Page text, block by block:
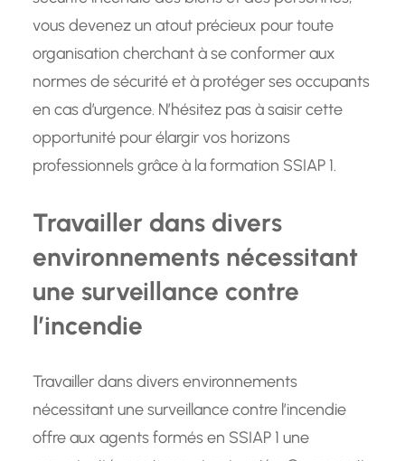
vous devenez un atout précieux pour toute
organisation cherchant à se conformer aux
normes de sécurité et à protéger ses occupants
en cas d’urgence. N’hésitez pas à saisir cette
opportunité pour élargir vos horizons
professionnels grâce à la formation SSIAP 1.
Travailler dans divers
environnements nécessitant
une surveillance contre
l’incendie
Travailler dans divers environnements
nécessitant une surveillance contre l’incendie
offre aux agents formés en SSIAP 1 une